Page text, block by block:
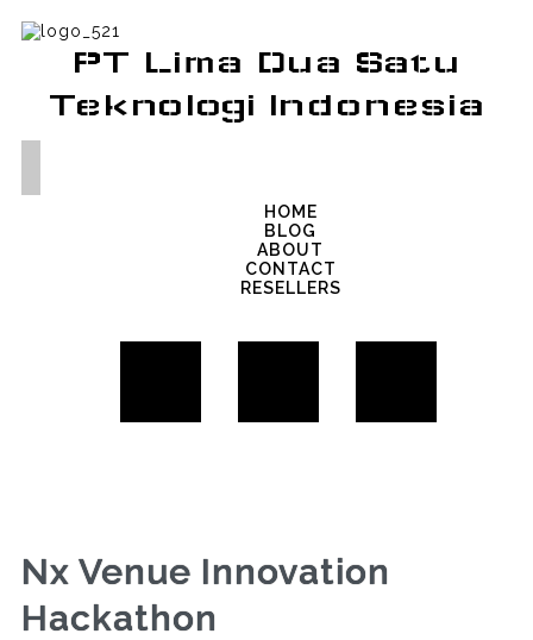
PT Lima Dua Satu
Teknologi Indonesia
HOME
BLOG
ABOUT
CONTACT
RESELLERS
Nx Venue Innovation
Hackathon